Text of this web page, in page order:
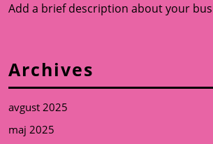
Add a brief description about your
Archives
avgust 2025
maj 2025